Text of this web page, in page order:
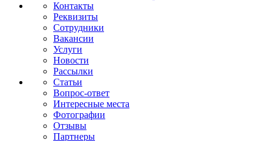
Контакты
Реквизиты
Сотрудники
Вакансии
Услуги
Новости
Рассылки
Статьи
Вопрос-ответ
Интересные места
Фотографии
Отзывы
Партнеры